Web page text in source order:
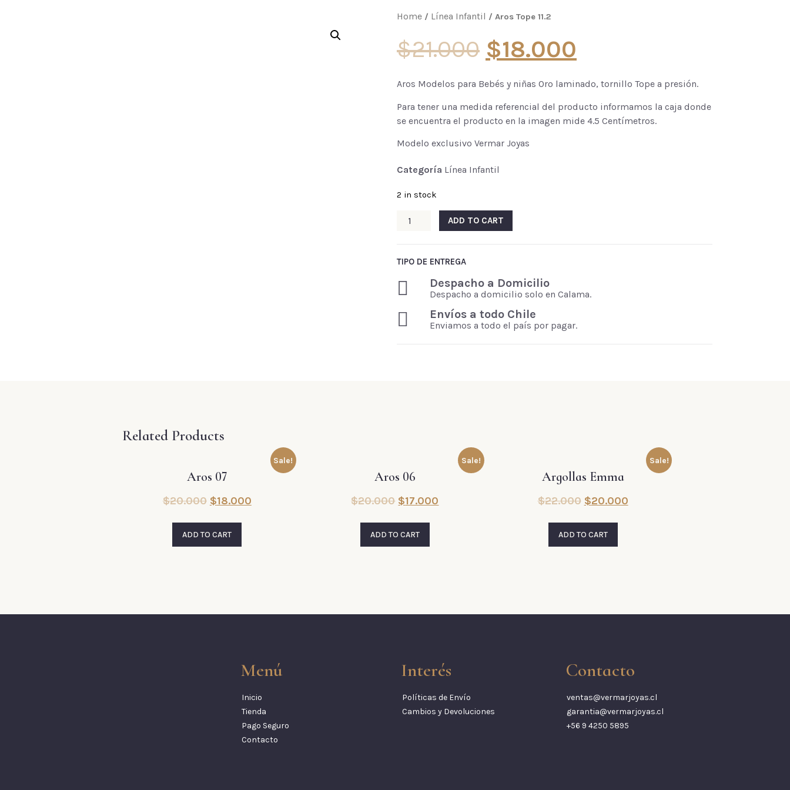
Home / Línea Infantil / Aros Tope 11.2
$21.000 $18.000
Aros Modelos para Bebés y niñas Oro laminado, tornillo Tope a presión.
Para tener una medida referencial del producto informamos la caja donde
se encuentra el producto en la imagen mide 4.5 Centímetros.
Modelo exclusivo Vermar Joyas
Categoría Línea Infantil
2 in stock
ADD TO CART
TIPO DE ENTREGA
Despacho a Domicilio
Despacho a domicilio solo en Calama.
Envíos a todo Chile
Enviamos a todo el país por pagar.
Related Products
Sale!
Aros 07
$20.000 $18.000
ADD TO CART
Sale!
Aros 06
$20.000 $17.000
ADD TO CART
Sale!
Argollas Emma
$22.000 $20.000
ADD TO CART
Menú
Inicio
Tienda
Pago Seguro
Contacto
Interés
Políticas de Envío
Cambios y Devoluciones
Contacto
ventas@vermarjoyas.cl
garantia@vermarjoyas.cl
+56 9 4250 5895